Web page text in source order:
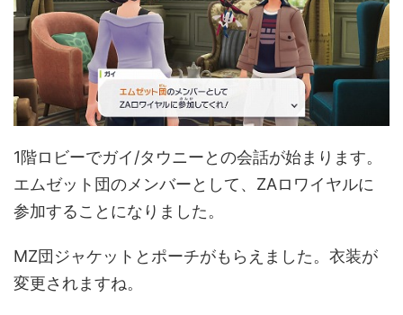
1階ロビーでガイ/タウニーとの会話が始まります。
エムゼット団のメンバーとして、ZAロワイヤルに
参加することになりました。
MZ団ジャケットとポーチがもらえました。衣装が
変更されますね。